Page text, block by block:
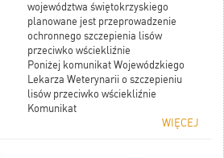
województwa świętokrzyskiego
planowane jest przeprowadzenie
ochronnego szczepienia lisów
przeciwko wściekliźnie
Poniżej komunikat Wojewódzkiego
Lekarza Weterynarii o szczepieniu
lisów przeciwko wściekliźnie
Komunikat
WIĘCEJ